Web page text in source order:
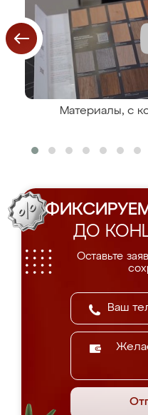
Материалы, с
ДО
Оставьте